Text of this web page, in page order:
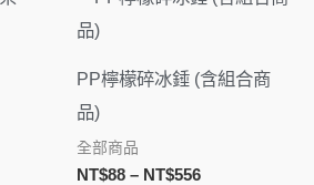
PP檸檬碎冰錘 (含組合商
品)
全部商品
NT$88 – NT$556
格
NT$88